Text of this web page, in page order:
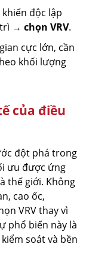
độc lập
trì →chọn VRV.
cực lớn, cần
khối lượng
của điều
đột phá trong
ưu được ứng
thế giới. Không
cao ốc,
VRV thay vì
phổ biến này là
soát và bền